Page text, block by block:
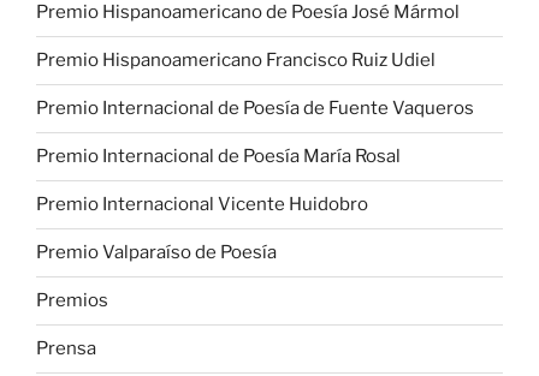
Premio Hispanoamericano de Poesía José Mármol
Premio Hispanoamericano Francisco Ruiz Udiel
Premio Internacional de Poesía de Fuente Vaqueros
Premio Internacional de Poesía María Rosal
Premio Internacional Vicente Huidobro
Premio Valparaíso de Poesía
Premios
Prensa